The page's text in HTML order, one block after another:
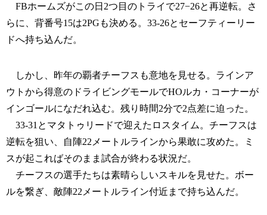
FBホームズがこの日2つ目のトライで27−26と再逆転。さ
らに、背番号15は2PGも決める。33-26とセーフティーリー
ドへ持ち込んだ。
しかし、昨年の覇者チーフスも意地を見せる。ラインア
ウトから得意のドライビングモールでHOルカ・コーナーが
インゴールになだれ込む。残り時間2分で2点差に迫った。
33-31とマタトゥリードで迎えたロスタイム。チーフスは
逆転を狙い、自陣22メートルラインから果敢に攻めた。ミ
スが起こればそのまま試合が終わる状況だ。
チーフスの選手たちは素晴らしいスキルを見せた。ボー
ルを繋ぎ、敵陣22メートルライン付近まで持ち込んだ。